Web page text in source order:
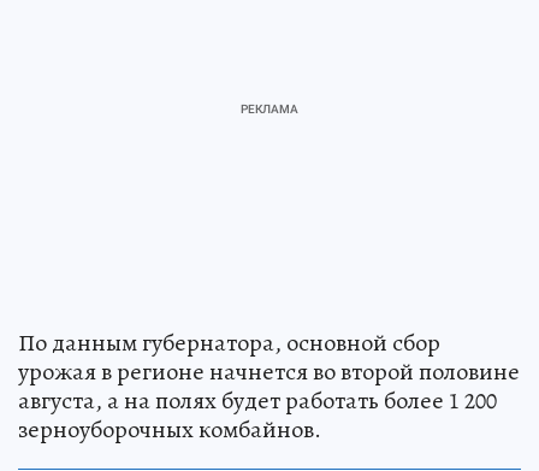
По данным губернатора, основной сбор
урожая в регионе начнется во второй половине
августа, а на полях будет работать более 1 200
зерноуборочных комбайнов.